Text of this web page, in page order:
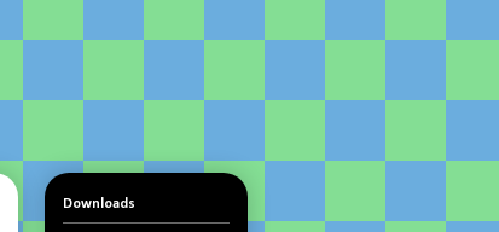
Downloads